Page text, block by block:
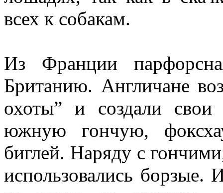
всех к собакам.
Из Франции
Британию. Англичане
охоты” и создали
южную гончую,
биглей. Наряду с
использовались борзые.